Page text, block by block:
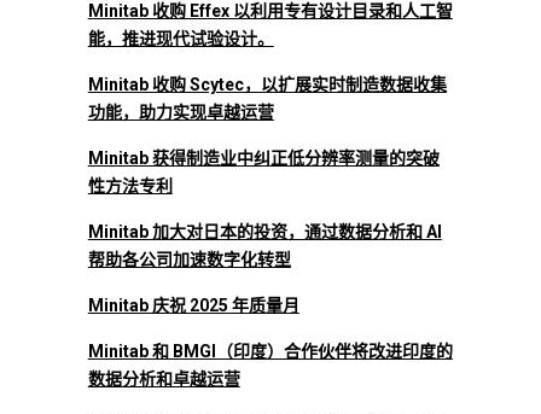
Minitab 收购 Effex 以利用专有设计目录和人工智
能，推进现代试验设计。
Minitab 收购 Scytec，以扩展实时制造数据收集
功能，助力实现卓越运营
Minitab 获得制造业中纠正低分辨率测量的突破
性方法专利
Minitab 加大对日本的投资，通过数据分析和 AI
帮助各公司加速数字化转型
Minitab 庆祝 2025 年质量月
Minitab 和 BMGI（印度）合作伙伴将改进印度的
数据分析和卓越运营